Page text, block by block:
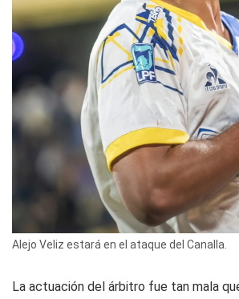
Alejo Veliz estará en el ataque del Canalla.
La actuación del árbitro fue tan mala